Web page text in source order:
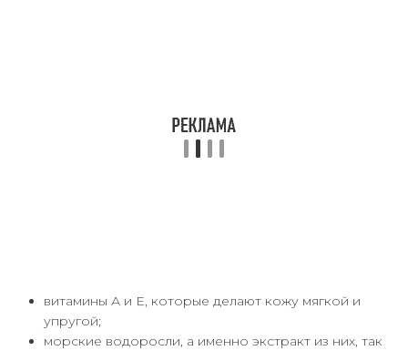
витамины А и Е, которые делают кожу мягкой и
упругой;
морские водоросли, а именно экстракт из них, так